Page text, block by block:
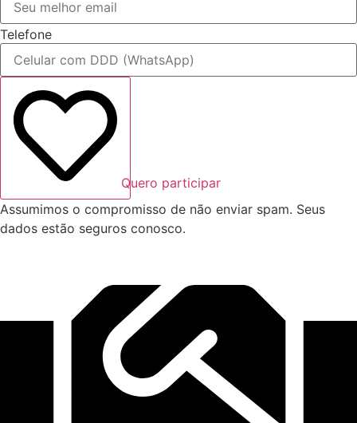
Telefone
Quero participar
Assumimos o compromisso de não enviar spam. Seus
dados estão seguros conosco.